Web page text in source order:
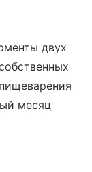
двух
месяц